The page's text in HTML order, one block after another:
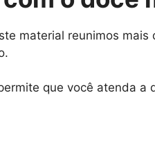
material reunimos
que você atenda